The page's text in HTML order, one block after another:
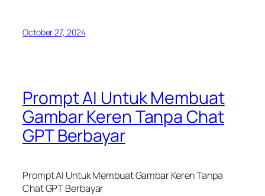
October 27, 2024
Prompt AI Untuk Membuat
Gambar Keren Tanpa Chat
GPT Berbayar
Prompt AI Untuk Membuat Gambar Keren Tanpa
Chat GPT Berbayar